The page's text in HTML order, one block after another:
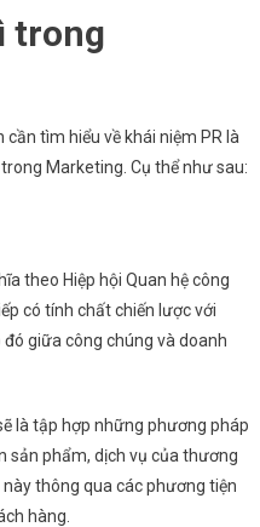
trong
tìm hiểu về khái niệm PR là
Marketing. Cụ thể như sau:
theo Hiệp hội Quan hệ công
có tính chất chiến lược với
giữa công chúng và doanh
là tập hợp những phương pháp
sản phẩm, dịch vụ của thương
thông qua các phương tiện
hàng.